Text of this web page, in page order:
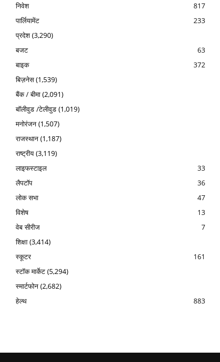
निवेश
817
पार्लियामेंट
233
प्रदेश(3,290)
बजट
63
बाइक
372
बिज़नेस(1,539)
बैंक / बीमा(2,091)
बॉलीवुड /टेलीवुड (1,019)
मनोरंजन (1,507)
राजस्थान (1,187)
राष्ट्रीय (3,119)
लाइफस्टाइल
33
लैपटॉप
36
लोक सभा
47
विशेष
13
वेब सीरीज
7
शिक्षा(3,414)
स्कूटर
161
स्टॉक मार्केट (5,294)
स्मार्टफोन (2,682)
हेल्थ
883